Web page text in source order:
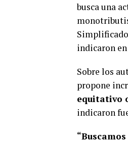
busca una
indicaron
Sobre los
propone
equitativo
indicaron